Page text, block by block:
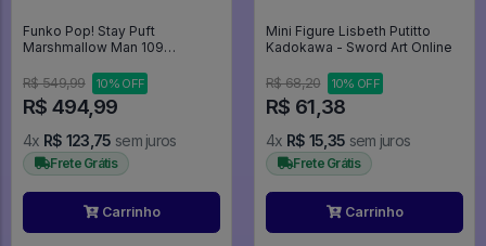
Funko Pop! Stay Puft
Marshmallow Man 109
-
R$ 549,99 10% OFF
R$ 494,99
4x R$ 123,75 sem juros
Frete Grátis
Carrinho
Mini Figure Lisbeth Putitto
Kadokawa - Sword Art Online
R$ 68,20 10% OFF
R$ 61,38
4x R$ 15,35 sem juros
Frete Grátis
Carrinho